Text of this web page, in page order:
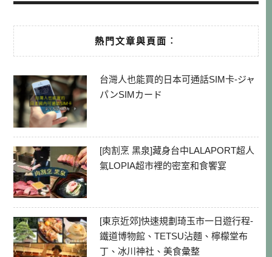
熱門文章與頁面︰
台灣人也能買的日本可通話SIM卡-ジャ
パンSIMカード
[肉割烹 黑泉]藏身台中LALAPORT超人
氣LOPIA超市裡的密室和食饗宴
[東京近郊]快速規劃琦玉市一日遊行程-
鐵道博物館、TETSU沾麵、檸檬堂布
丁、冰川神社、美食彙整